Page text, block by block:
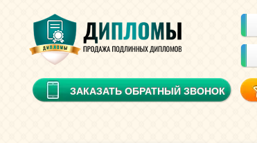
ЗАКАЗАТЬ ОБРАТНЫЙ ЗВОНОК